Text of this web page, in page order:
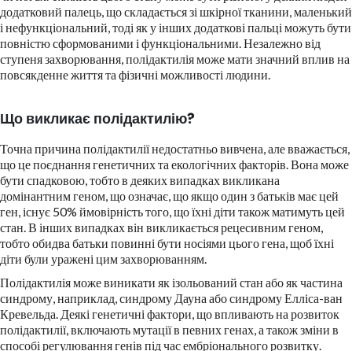
додатковий палець, що складається зі шкірної тканини, маленький
і нефункціональний, тоді як у інших додаткові пальці можуть бути
повністю сформованими і функціональними. Незалежно від
ступеня захворювання, полідактилія може мати значний вплив на
повсякденне життя та фізичні можливості людини.
Що викликає полідактилію?
Точна причина полідактилії недостатньо вивчена, але вважається,
що це поєднання генетичних та екологічних факторів. Вона може
бути спадковою, тобто в деяких випадках викликана
домінантним геном, що означає, що якщо один з батьків має цей
ген, існує 50% ймовірність того, що їхні діти також матимуть цей
стан. В інших випадках він викликається рецесивним геном,
тобто обидва батьки повинні бути носіями цього гена, щоб їхні
діти були уражені цим захворюванням.
Полідактилія може виникати як ізольований стан або як частина
синдрому, наприклад, синдрому Дауна або синдрому Елліса-ван
Кревельда. Деякі генетичні фактори, що впливають на розвиток
полідактилії, включають мутації в певних генах, а також зміни в
способі регулювання генів під час ембріонального розвитку.